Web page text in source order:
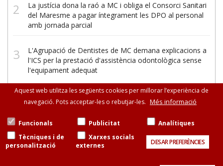
La justícia dona la raó a MC i obliga el Consorci Sanitari
del Maresme a pagar íntegrament les DPO al personal
amb jornada parcial
L'Agrupació de Dentistes de MC demana explicacions a
l'ICS per la prestació d'assistència odontològica sense
l'equipament adequat
Consell de Cent, 471-475, esc. B, entresòl, 08013
Aquest web utilitza les següents cookies per millorar l’experiència de
navegació. Pots acceptar-les o rebutjar-les. Més informació
Funcionals Publicitat
Analítiques
Tècniques i de
personalització
Xarxes socials
externes
DESAR PREFERÈNCIES